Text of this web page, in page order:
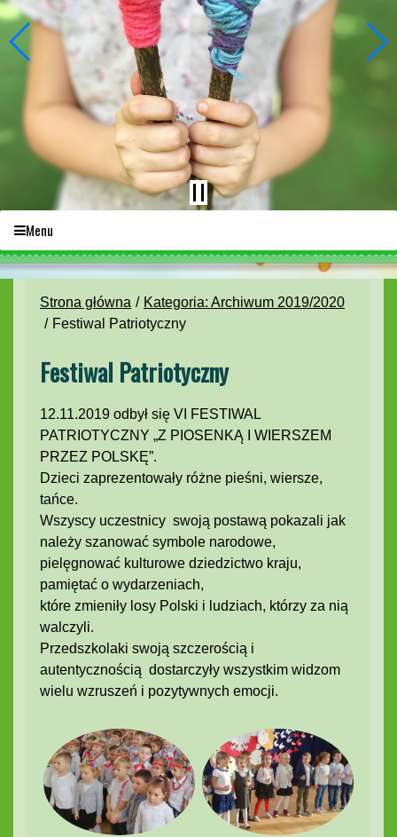
Menu
Strona główna
Kategoria: Archiwum 2019/2020
Festiwal Patriotyczny
Festiwal Patriotyczny
12.11.2019 odbył się VI FESTIWAL
PATRIOTYCZNY „Z PIOSENKĄ I WIERSZEM
PRZEZ POLSKĘ”.
Dzieci zaprezentowały różne pieśni, wiersze,
tańce.
Wszyscy uczestnicy swoją postawą pokazali jak
należy szanować symbole narodowe,
pielęgnować kulturowe dziedzictwo kraju,
pamiętać o wydarzeniach,
które zmieniły losy Polski i ludziach, którzy za nią
walczyli.
Przedszkolaki swoją szczerością i
autentycznością dostarczyły wszystkim widzom
wielu wzruszeń i pozytywnych emocji.